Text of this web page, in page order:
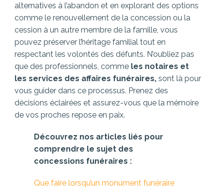
alternatives à l’abandon et en explorant des options
comme le renouvellement de la concession ou la
cession à un autre membre de la famille, vous
pouvez préserver l’héritage familial tout en
respectant les volontés des défunts. N’oubliez pas
que des professionnels, comme les notaires et
les services des affaires funéraires, sont là pour
vous guider dans ce processus. Prenez des
décisions éclairées et assurez-vous que la mémoire
de vos proches repose en paix.
Découvrez nos articles liés pour
comprendre le sujet des
concessions funéraires :
Que faire lorsqu’un monument funéraire